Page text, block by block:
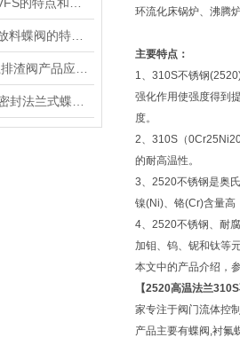
环流化床锅炉、沸腾
主要特点：
1、310S不锈钢
强化作用使强度得到
度。
2、310S（
的耐高温性。
3、2520不锈钢是奥
镍(Ni)、铬(Cr)含量高
4、2520不锈钢、耐
加钼、钨、铌和钛等
本文中的产品介绍，
【2520高温法兰
家专注于阀门流体控
产品主要有蝶阀,衬氟